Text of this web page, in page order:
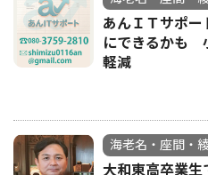
あんＩＴサポ
にできるかも
軽減
海老名・座間・
大和東高卒業